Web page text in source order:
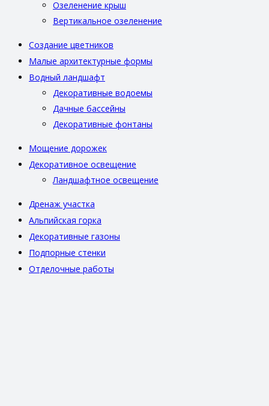
Озеленение крыш
Вертикальное озеленение
Создание цветников
Малые архитектурные формы
Водный ландшафт
Декоративные водоемы
Дачные бассейны
Декоративные фонтаны
Мощение дорожек
Декоративное освещение
Ландшафтное освещение
Дренаж участка
Альпийская горка
Декоративные газоны
Подпорные стенки
Отделочные работы